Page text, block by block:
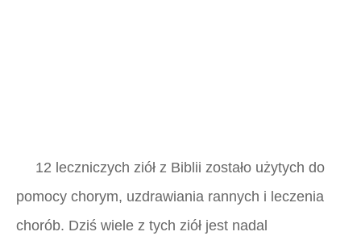
12 leczniczych ziół z Biblii zostało użytych do
pomocy chorym, uzdrawiania rannych i leczenia
chorób. Dziś wiele z tych ziół jest nadal